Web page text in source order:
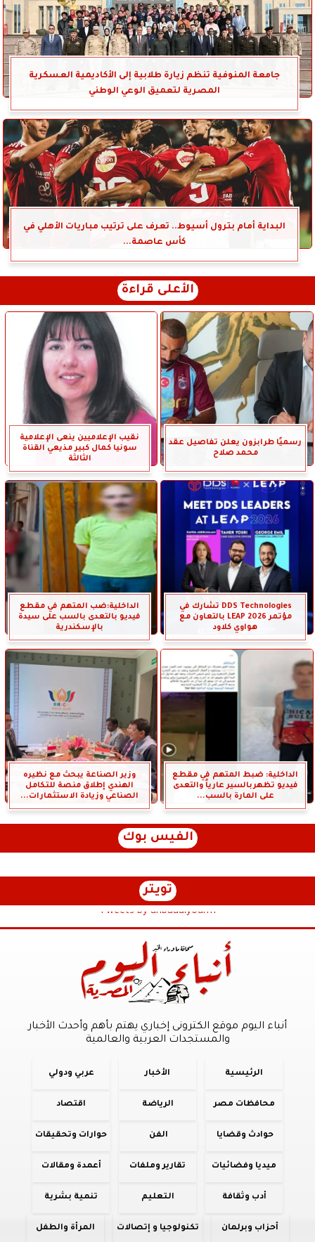
جامعة المنوفية تنظم زيارة طلابية إلى الأكاديمية العسكرية
المصرية لتعميق الوعي الوطني
البداية أمام بترول أسيوط.. تعرف على ترتيب مباريات الأهلي في
كأس عاصمة...
الأعلى قراءة
رسميًا طرابزون يعلن تفاصيل عقد
محمد صلاح
نقيب الإعلاميين ينعى الإعلامية
سونيا كمال كبير مذيعي القناة
الثالثة
DDS Technologies تشارك في
مؤتمر LEAP 2026 بالتعاون مع
هواوي كلاود
الداخلية:ضب المتهم في مقطع
فيديو بالتعدى بالسب على سيدة
بالإسكندرية
الداخلية: ضبط المتهم في مقطع
فيديو تظهربالسير عارياً والتعدى
على المارة بالسب...
وزير الصناعة يبحث مع نظيره
الهندي إطلاق منصة للتكامل
الصناعي وزيادة الاستثمارات...
الفيس بوك
تويتر
Tweets by anbaaalyoum1
أنباء اليوم موقع الكترونى إخباري يهتم بأهم وأحدث الأخبار
والمستجدات العربية والعالمية
الرئيسية الأخبار عربي ودولي
محافظات مصر الرياضة اقتصاد
حوادث وقضايا الفن حوارات وتحقيقات
ميديا وفضائيات تقارير وملفات أعمدة ومقالات
أدب وثقافة التعليم تنمية بشرية
أحزاب وبرلمان تكنولوجيا و إتصالات المرأة والطفل